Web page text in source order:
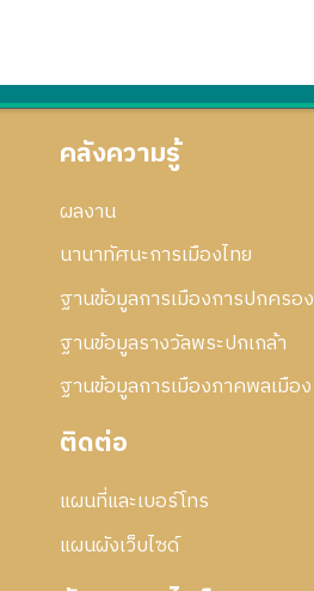
คลังความรู้
ผลงาน
นานาทัศนะการเมืองไทย
ฐานข้อมูลการเมืองการปกครอง
ฐานข้อมูลรางวัลพระปกเกล้า
ฐานข้อมูลการเมืองภาคพลเมือง
ติดต่อ
แผนที่และเบอร์โทร
แผนผังเว็บไซด์